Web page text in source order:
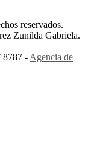
reservados.
Zunilda Gabriela.
8787 -Agencia de